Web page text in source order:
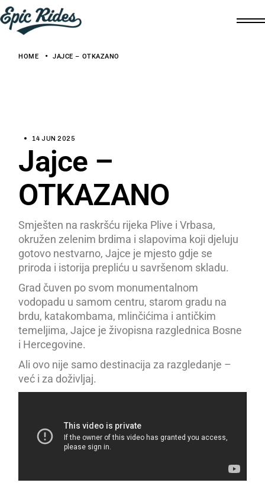
HOME JAJCE – OTKAZANO
14 JUN 2025
Jajce –
OTKAZANO
Smješten na raskršću rijeka Plive i Vrbasa,
okružen zelenim brdima i slapovima koji djeluju
gotovo nestvarno, Jajce je mjesto gdje se
priroda i istorija prepliću u savršenom skladu.
Grad čuven po svom monumentalnom
vodopadu u samom centru, starom gradu na
brdu, katakombama, mlinčićima i antičkim
temeljima, Jajce je živopisna razglednica Bosne
i Hercegovine.
Ali ovo nije samo destinacija za razgledanje –
već i za doživljaj.